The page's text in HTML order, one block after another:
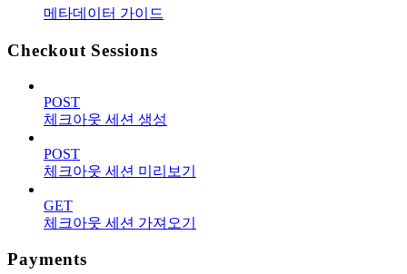
메타데이터 가이드
Checkout Sessions
POST
체크아웃 세션 생성
POST
체크아웃 세션 미리보기
GET
체크아웃 세션 가져오기
Payments